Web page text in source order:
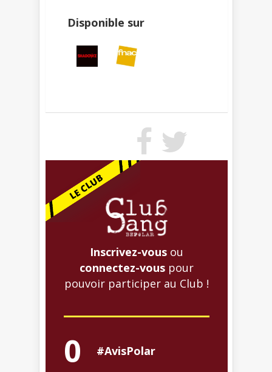
Disponible sur
Inscrivez-vous ou
connectez-vous pour
pouvoir participer au Club !
0 #AvisPolar